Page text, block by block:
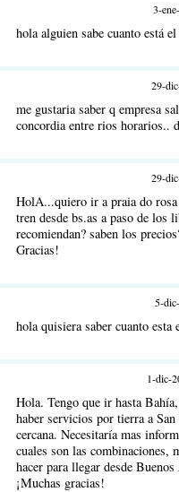
3-
hola alguien sabe cuanto está
29-
me gustaria saber q empresa
concordia entre rios horarios..
29-
HolA...quiero ir a praia do
tren desde bs.as a paso de los
recomiendan? saben los
Gracias!
5-
hola quisiera saber cuanto esta
1-dic-
Hola. Tengo que ir hasta
haber servicios por tierra a
cercana. Necesitaría mas
cuales son las combinaciones,
hacer para llegar desde
¡Muchas gracias!